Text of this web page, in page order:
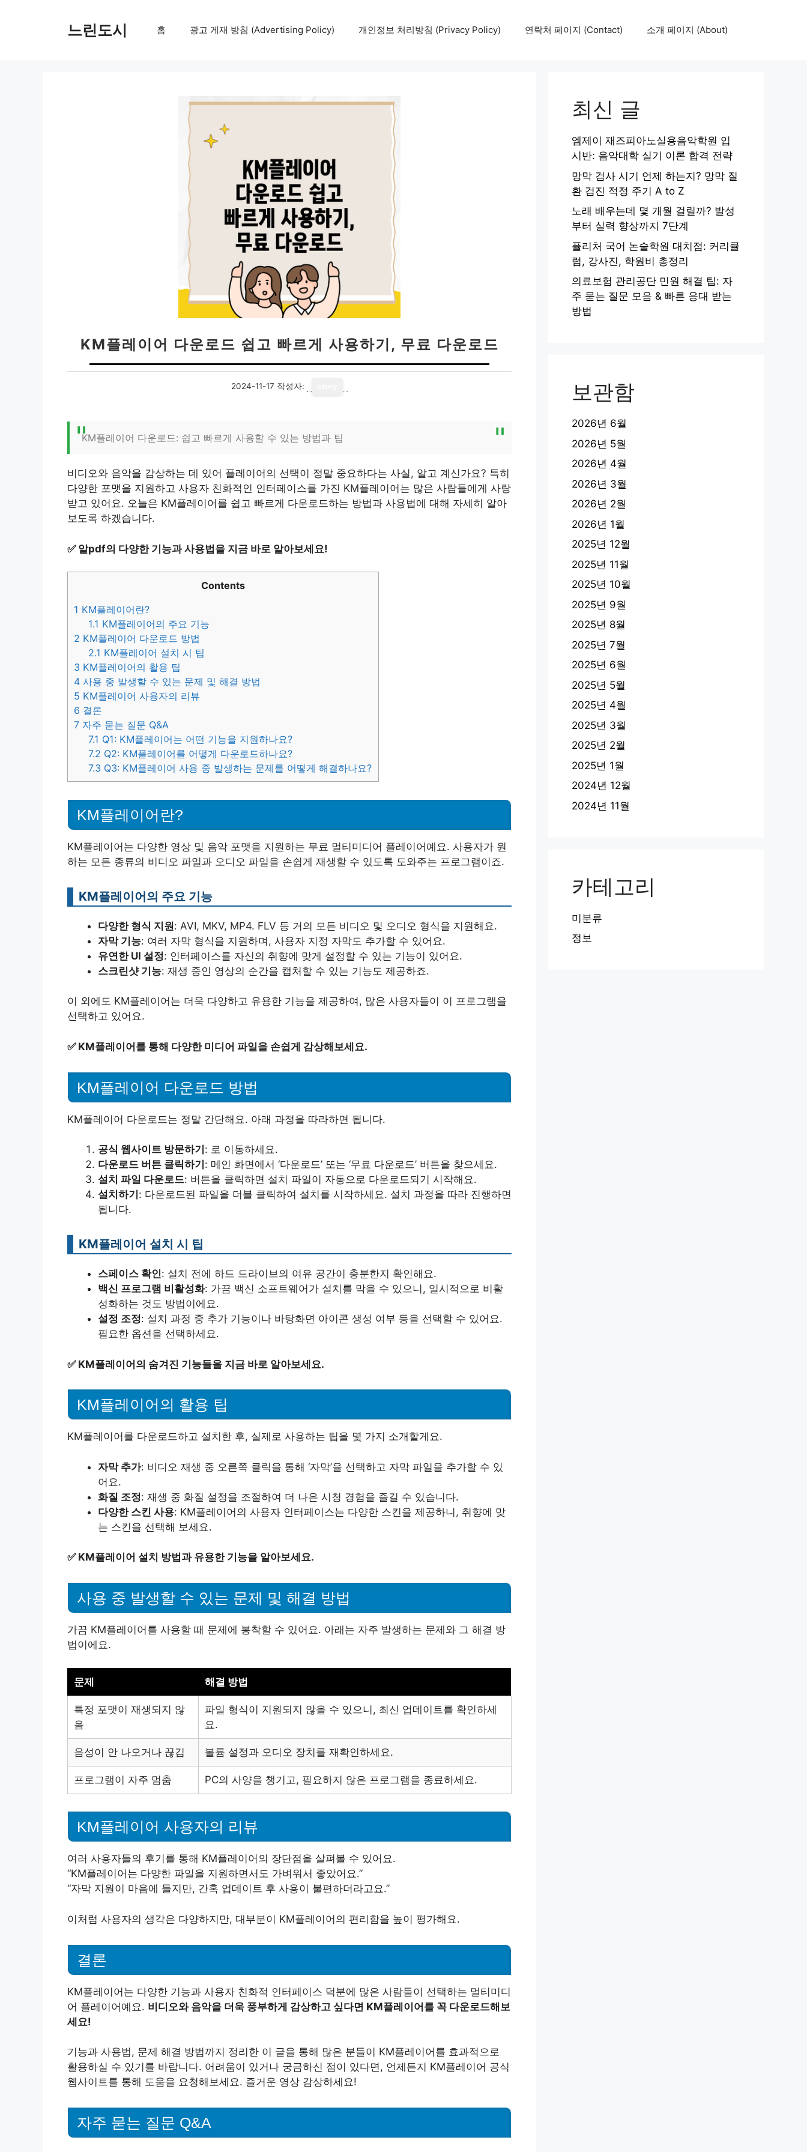
느린도시 홈 광고 게재 방침 (Advertising Policy) 개인정보 처리방침 (Privacy Policy) 연락처 페이지 (Contact) 소개 페이지 (About)
KM플레이어 다운로드 쉽고 빠르게 사용하기, 무료 다운로드
2024-11-17 작성자:
KM플레이어 다운로드: 쉽고 빠르게 사용할 수 있는 방법과 팁
비디오와 음악을 감상하는 데 있어 플레이어의 선택이 정말 중요하다는 사실, 알고 계신가요? 특히
다양한 포맷을 지원하고 사용자 친화적인 인터페이스를 가진 KM플레이어는 많은 사람들에게 사랑
받고 있어요. 오늘은 KM플레이어를 쉽고 빠르게 다운로드하는 방법과 사용법에 대해 자세히 알아
보도록 하겠습니다.
✅ 알pdf의 다양한 기능과 사용법을 지금 바로 알아보세요!
Contents
1 KM플레이어란?
1.1 KM플레이어의 주요 기능
2 KM플레이어 다운로드 방법
2.1 KM플레이어 설치 시 팁
3 KM플레이어의 활용 팁
4 사용 중 발생할 수 있는 문제 및 해결 방법
5 KM플레이어 사용자의 리뷰
6 결론
7 자주 묻는 질문 Q&A
7.1 Q1: KM플레이어는 어떤 기능을 지원하나요?
7.2 Q2: KM플레이어를 어떻게 다운로드하나요?
7.3 Q3: KM플레이어 사용 중 발생하는 문제를 어떻게 해결하나요?
KM플레이어란?
KM플레이어는 다양한 영상 및 음악 포맷을 지원하는 무료 멀티미디어 플레이어예요. 사용자가 원
하는 모든 종류의 비디오 파일과 오디오 파일을 손쉽게 재생할 수 있도록 도와주는 프로그램이죠.
KM플레이어의 주요 기능
다양한 형식 지원: AVI, MKV, MP4. FLV 등 거의 모든 비디오 및 오디오 형식을 지원해요.
자막 기능: 여러 자막 형식을 지원하며, 사용자 지정 자막도 추가할 수 있어요.
유연한 UI 설정: 인터페이스를 자신의 취향에 맞게 설정할 수 있는 기능이 있어요.
스크린샷 기능: 재생 중인 영상의 순간을 캡처할 수 있는 기능도 제공하죠.
이 외에도 KM플레이어는 더욱 다양하고 유용한 기능을 제공하여, 많은 사용자들이 이 프로그램을
선택하고 있어요.
✅ KM플레이어를 통해 다양한 미디어 파일을 손쉽게 감상해보세요.
KM플레이어 다운로드 방법
KM플레이어 다운로드는 정말 간단해요. 아래 과정을 따라하면 됩니다.
공식 웹사이트 방문하기 : 로 이동하세요.
다운로드 버튼 클릭하기 : 메인 화면에서 ‘다운로드’ 또는 ‘무료 다운로드’ 버튼을 찾으세요.
설치 파일 다운로드: 버튼을 클릭하면 설치 파일이 자동으로 다운로드되기 시작해요.
설치하기 : 다운로드된 파일을 더블 클릭하여 설치를 시작하세요. 설치 과정을 따라 진행하면
됩니다.
KM플레이어 설치 시 팁
스페이스 확인: 설치 전에 하드 드라이브의 여유 공간이 충분한지 확인해요.
백신 프로그램 비활성화: 가끔 백신 소프트웨어가 설치를 막을 수 있으니, 일시적으로 비활
성화하는 것도 방법이에요.
설정 조정: 설치 과정 중 추가 기능이나 바탕화면 아이콘 생성 여부 등을 선택할 수 있어요.
필요한 옵션을 선택하세요.
✅ KM플레이어의 숨겨진 기능들을 지금 바로 알아보세요.
KM플레이어의 활용 팁
KM플레이어를 다운로드하고 설치한 후, 실제로 사용하는 팁을 몇 가지 소개할게요.
자막 추가: 비디오 재생 중 오른쪽 클릭을 통해 ‘자막’을 선택하고 자막 파일을 추가할 수 있
어요.
화질 조정: 재생 중 화질 설정을 조절하여 더 나은 시청 경험을 즐길 수 있습니다.
다양한 스킨 사용: KM플레이어의 사용자 인터페이스는 다양한 스킨을 제공하니, 취향에 맞
는 스킨을 선택해 보세요.
✅ KM플레이어 설치 방법과 유용한 기능을 알아보세요.
사용 중 발생할 수 있는 문제 및 해결 방법
가끔 KM플레이어를 사용할 때 문제에 봉착할 수 있어요. 아래는 자주 발생하는 문제와 그 해결 방
법이에요.
문제 해결 방법
특정 포맷이 재생되지 않
음
파일 형식이 지원되지 않을 수 있으니, 최신 업데이트를 확인하세
요.
음성이 안 나오거나 끊김 볼륨 설정과 오디오 장치를 재확인하세요.
프로그램이 자주 멈춤 PC의 사양을 챙기고, 필요하지 않은 프로그램을 종료하세요.
KM플레이어 사용자의 리뷰
여러 사용자들의 후기를 통해 KM플레이어의 장단점을 살펴볼 수 있어요.
“KM플레이어는 다양한 파일을 지원하면서도 가벼워서 좋았어요.”
“자막 지원이 마음에 들지만, 간혹 업데이트 후 사용이 불편하더라고요.”
이처럼 사용자의 생각은 다양하지만, 대부분이 KM플레이어의 편리함을 높이 평가해요.
결론
KM플레이어는 다양한 기능과 사용자 친화적 인터페이스 덕분에 많은 사람들이 선택하는 멀티미디
어 플레이어예요. 비디오와 음악을 더욱 풍부하게 감상하고 싶다면 KM플레이어를 꼭 다운로드해보
세요!
기능과 사용법, 문제 해결 방법까지 정리한 이 글을 통해 많은 분들이 KM플레이어를 효과적으로
활용하실 수 있기를 바랍니다. 어려움이 있거나 궁금하신 점이 있다면, 언제든지 KM플레이어 공식
웹사이트를 통해 도움을 요청해보세요. 즐거운 영상 감상하세요!
자주 묻는 질문 Q&A
최신 글
엠제이 재즈피아노실용음악학원 입
시반: 음악대학 실기 이론 합격 전략
망막 검사 시기 언제 하는지? 망막 질
환 검진 적정 주기 A to Z
노래 배우는데 몇 개월 걸릴까? 발성
부터 실력 향상까지 7단계
퓰리처 국어 논술학원 대치점: 커리큘
럼, 강사진, 학원비 총정리
의료보험 관리공단 민원 해결 팁: 자
주 묻는 질문 모음 & 빠른 응대 받는
방법
보관함
2026년 6월
2026년 5월
2026년 4월
2026년 3월
2026년 2월
2026년 1월
2025년 12월
2025년 11월
2025년 10월
2025년 9월
2025년 8월
2025년 7월
2025년 6월
2025년 5월
2025년 4월
2025년 3월
2025년 2월
2025년 1월
2024년 12월
2024년 11월
카테고리
미분류
정보